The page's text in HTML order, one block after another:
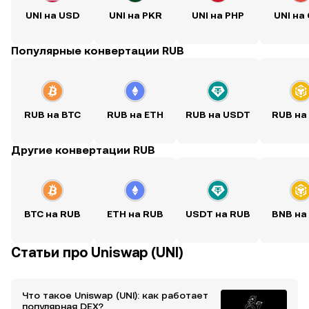
UNI на USD UNI на PKR UNI на PHP UNI на
Популярные конвертации RUB
RUB на BTC RUB на ETH RUB на USDT RUB на
Другие конвертации RUB
BTC на RUB ETH на RUB USDT на RUB BNB на
Статьи про Uniswap (UNI)
Что такое Uniswap (UNI): как работает
популярная DEX?